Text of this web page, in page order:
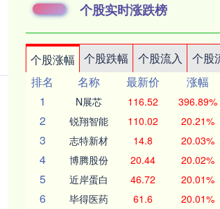
个股实时涨跌榜
个股涨幅 个股跌幅 个股流入 个股
排名
名称 最新价 涨幅
1
N展芯 116.52 396.89%
2 锐翔智能 110.02 20.21%
3 志特新材 14.8 20.03%
4 博腾股份 20.44 20.02%
5 近岸蛋白 46.72 20.01%
6 毕得医药 61.6 20.01%